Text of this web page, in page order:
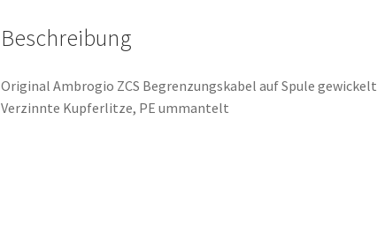
Beschreibung
Original Ambrogio ZCS Begrenzungskabel auf Spule gewickelt
Verzinnte Kupferlitze, PE ummantelt